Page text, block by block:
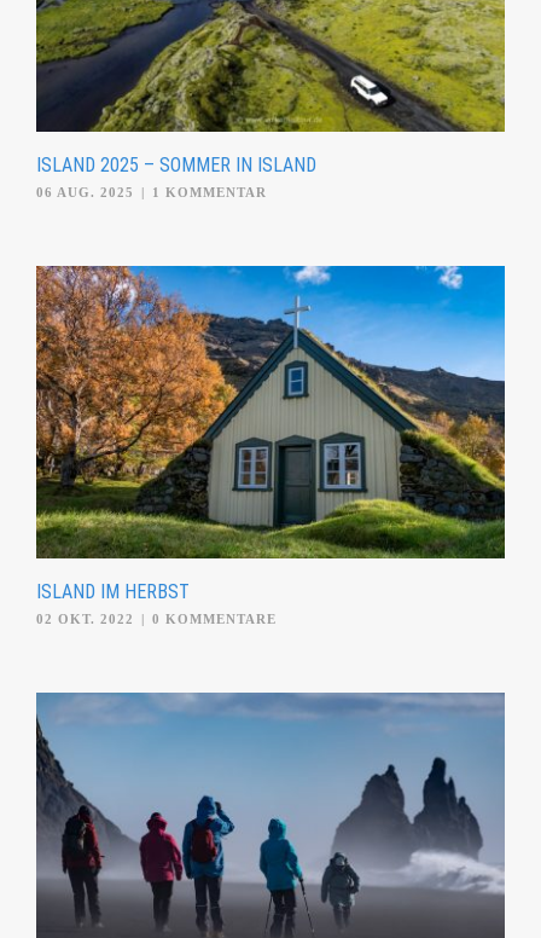
ISLAND 2025 – SOMMER IN ISLAND
06 AUG. 2025 | 1 KOMMENTAR
ISLAND IM HERBST
02 OKT. 2022 0 KOMMENTARE